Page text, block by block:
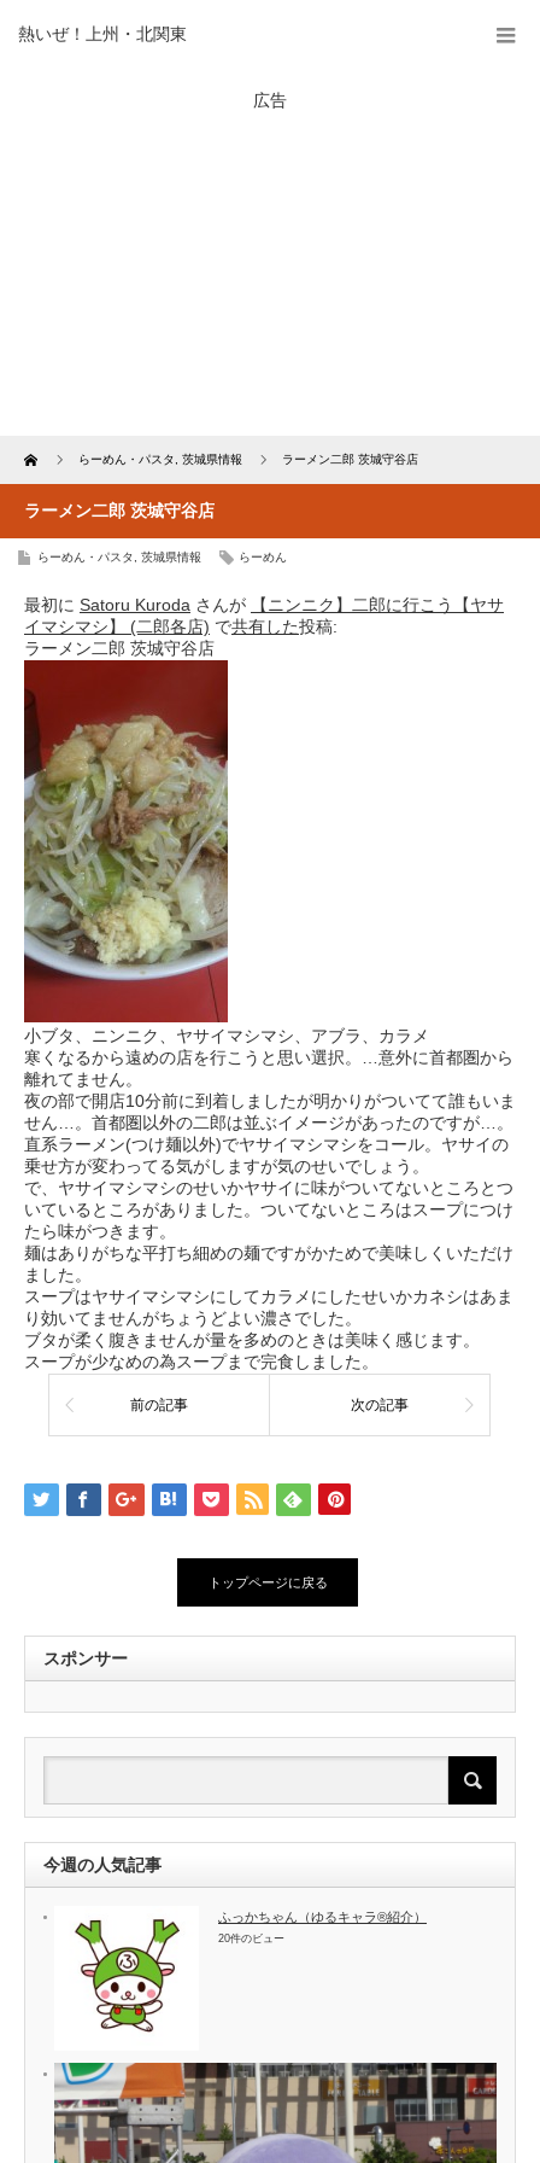
熱いぜ！上州・北関東
広告
Home らーめん・パスタ 茨城県情報 ラーメン二郎 茨城守谷店
ラーメン二郎 茨城守谷店
らーめん・パスタ 茨城県情報 らーめん
最初に Satoru Kuroda さんが
【ニンニク】二郎に行こう【ヤサ
イマシマシ】 (二郎各店) で共有した投稿:
ラーメン二郎 茨城守谷店
小ブタ、ニンニク、ヤサイマシマシ、アブラ、カラメ
寒くなるから遠めの店を行こうと思い選択。…意外に首都圏から
離れてません。
夜の部で開店10分前に到着しましたが明かりがついてて誰もいま
せん…。首都圏以外の二郎は並ぶイメージがあったのですが…。
直系ラーメン(つけ麺以外)でヤサイマシマシをコール。ヤサイの
乗せ方が変わってる気がしますが気のせいでしょう。
で、ヤサイマシマシのせいかヤサイに味がついてないところとつ
いているところがありました。ついてないところはスープにつけ
たら味がつきます。
麺はありがちな平打ち細めの麺ですがかためで美味しくいただけ
ました。
スープはヤサイマシマシにしてカラメにしたせいかカネシはあま
り効いてませんがちょうどよい濃さでした。
ブタが柔く腹きませんが量を多めのときは美味く感じます。
スープが少なめの為スープまで完食しました。
前の記事 次の記事
トップページに戻る
スポンサー
今週の人気記事
ふっかちゃん（ゆるキャラ®紹介）
20件のビュー